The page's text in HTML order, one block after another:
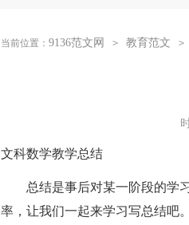
当前位置： 9136范文网 > 教育范文 >
文科数学教学总结
总结是事后对某一阶段的学习
率，让我们一起来学习写总结吧